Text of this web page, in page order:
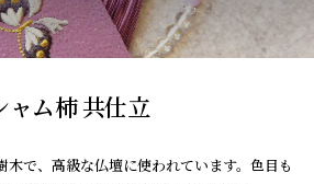
ャム柿 共仕立
木で、高級な仏壇に使われています。色目も